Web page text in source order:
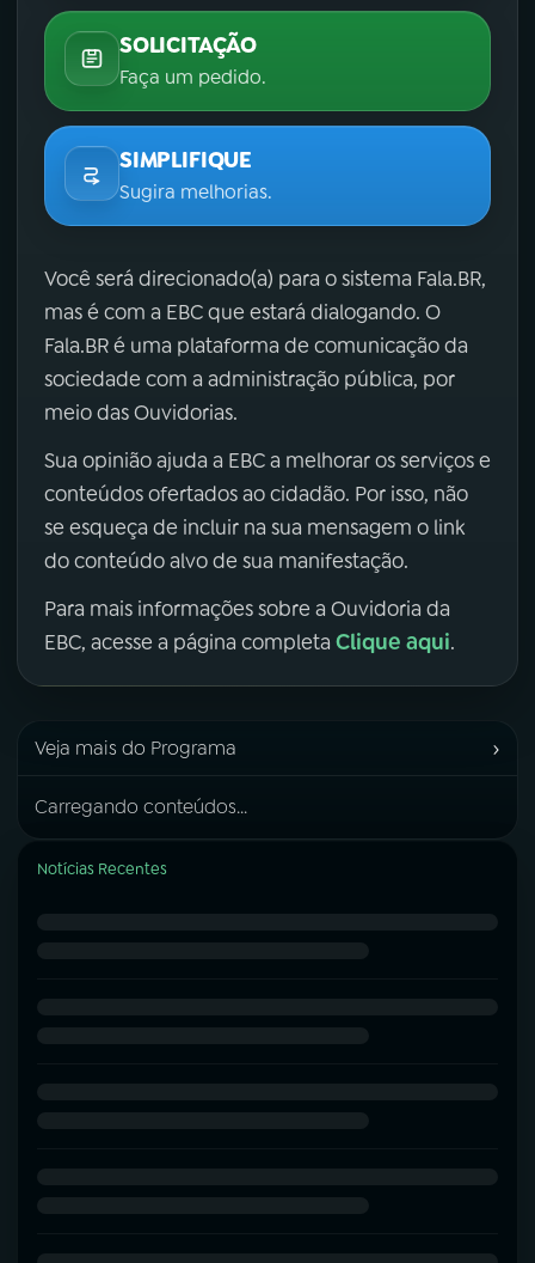
SOLICITAÇÃO
Faça um pedido.
SIMPLIFIQUE
Sugira melhorias.
Você será direcionado(a) para o sistema Fala.BR,
mas é com a EBC que estará dialogando. O
Fala.BR é uma plataforma de comunicação da
sociedade com a administração pública, por
meio das Ouvidorias.
Sua opinião ajuda a EBC a melhorar os serviços e
conteúdos ofertados ao cidadão. Por isso, não
se esqueça de incluir na sua mensagem o link
do conteúdo alvo de sua manifestação.
Para mais informações sobre a Ouvidoria da
EBC, acesse a página completa Clique aqui.
Veja mais do Programa ›
Carregando conteúdos...
Notícias Recentes